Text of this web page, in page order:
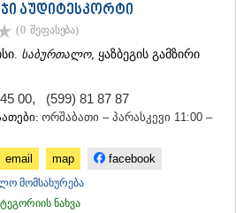
ჯი აუდიტესკორტი
(0 შეფასება)
საბურთალო, ყაზბეგის გამზირი
00, (599) 81 87 87
ორშაბათი – პარასკევი 11:00 –
email map facebook
მომსახურება
ნახვა